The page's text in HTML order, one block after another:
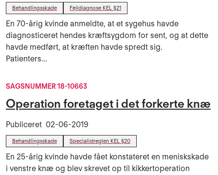
Behandlingsskade Fejldiagnose KEL §21
En 70-årig kvinde anmeldte, at et sygehus havde
diagnosticeret hendes kræftsygdom for sent, og at dette
havde medført, at kræften havde spredt sig.
Patienters...
SAGSNUMMER 18-10663
Operation foretaget i det forkerte knæ
Publiceret 02-06-2019
Behandlingsskade Specialistreglen KEL §20
En 25-årig kvinde havde fået konstateret en meniskskade
i venstre knæ og blev skrevet op til kikkertoperation